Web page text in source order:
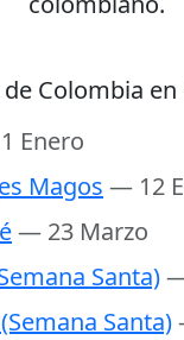
Colombia en
Enero
Magos — 12
— 23 Marzo
Santa)
Santa)